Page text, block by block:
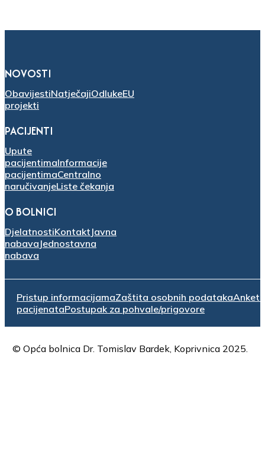
NOVOSTI
ObavijestiNatječajiOdlukeEU
projekti
PACIJENTI
Upute
pacijentimaInformacije
pacijentimaCentralno
naručivanjeListe čekanja
O BOLNICI
DjelatnostiKontakt Javna
nabava Jednostavna
nabava
Pristup informacijamaZaštita osobnih podatakaAnketa
pacijenataPostupak za pohvale/prigovore
© Opća bolnica Dr. Tomislav Bardek, Koprivnica 2025.